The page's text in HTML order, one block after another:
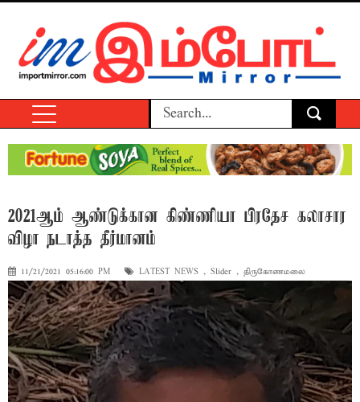
2021ஆம் ஆண்டுக்கான கிண்ணியா பிரதேச கலாசார
விழா நடாத்த தீர்மானம்
11/21/2021 05:16:00 PM LATEST NEWS , Slider , திருகோணமலை